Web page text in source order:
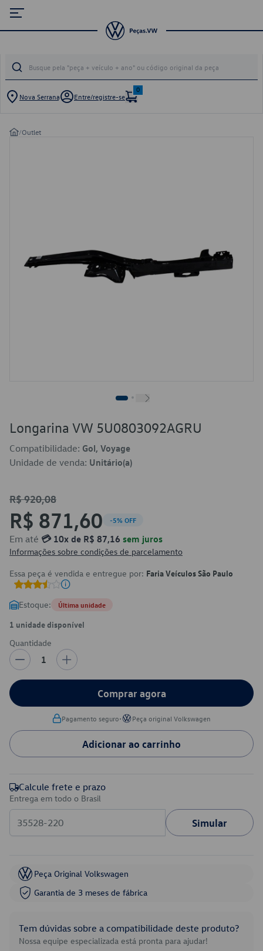
Nova Serrana Entre/registre-se
0
/Outlet
Longarina VW 5U0803092AGRU
Compatibilidade: Gol, Voyage
Unidade de venda: Unitário(a)
R$ 920,08
R$ 871,60 -5% OFF
Em até 💳 10x de R$ 87,16 sem juros
Informações sobre condições de parcelamento
Essa peça é vendida e entregue por: Faria Veículos São Paulo
Estoque: Última unidade
1 unidade disponível
Quantidade
1
Comprar agora
Pagamento seguro• Peça original Volkswagen
Adicionar ao carrinho
Calcule frete e prazo
Entrega em todo o Brasil
Simular
Peça Original Volkswagen
Garantia de 3 meses de fábrica
Tem dúvidas sobre a compatibilidade deste produto?
Nossa equipe especializada está pronta para ajudar!